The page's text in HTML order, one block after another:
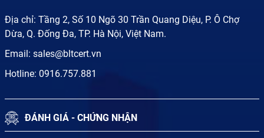
Địa chỉ: Tầng 2, Số 10 Ngõ 30 Trần Quang Diệu, P. Ô Chợ
Dừa, Q. Đống Đa, TP. Hà Nội, Việt Nam.
Email: sales@bltcert.vn
Hotline: 0916.757.881
ĐÁNH GIÁ - CHỨNG NHẬN